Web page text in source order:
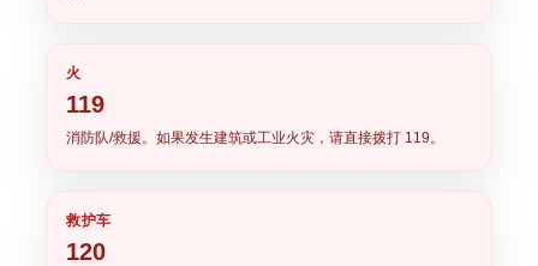
火
119
消防队/救援。如果发生建筑或工业火灾，请直接拨打 119。
救护车
120